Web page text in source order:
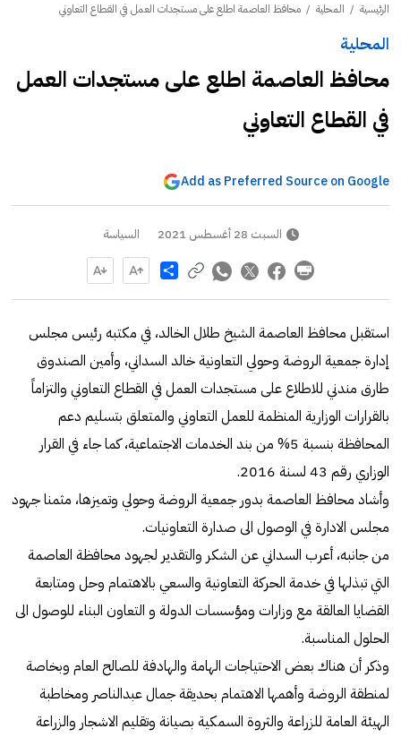
الرئيسية / المحلية / محافظ العاصمة اطلع على مستجدات العمل في القطاع التعاوني
المحلية
محافظ العاصمة اطلع على مستجدات العمل
في القطاع التعاوني
Add as Preferred Source on Google
السبت 28 أغسطس 2021 السياسة
Share
استقبل محافظ العاصمة الشيخ طلال الخالد، في مكتبه رئيس مجلس
إدارة جمعية الروضة وحولي التعاونية خالد السداني، وأمين الصندوق
طارق مندني للاطلاع على مستجدات العمل في القطاع التعاوني والتزاماً
بالقرارات الوزارية المنظمة للعمل التعاوني والمتعلق بتسليم دعم
المحافظة بنسبة 5% من بند الخدمات الاجتماعية، كما جاء في القرار
الوزاري رقم 43 لسنة 2016.
وأشاد محافظ العاصمة بدور جمعية الروضة وحولي وتميزها، مثمنا جهود
مجلس الادارة في الوصول الى صدارة التعاونيات.
من جانبه، أعرب السداني عن الشكر والتقدير لجهود محافظة العاصمة
التي تبذلها في خدمة الحركة التعاونية والسعي بالاهتمام وحل ومتابعة
القضايا العالقة مع وزارات ومؤسسات الدولة و التعاون البناء للوصول الى
الحلول المناسبة.
وذكر أن هناك بعض الاحتياجات الهامة والهادفة للصالح العام وبخاصة
لمنطقة الروضة وأهمها الاهتمام بحديقة جمال عبدالناصر ومخاطبة
الهيئة العامة للزراعة والثروة السمكية بصيانة وتقليم الاشجار والزراعة